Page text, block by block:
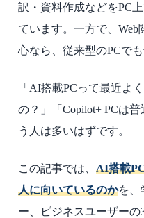
訳・資料作成などをPC
ています。一方で、
心なら、従来型のPCで
「AI搭載PCって最近よ
の？」「Copilot+ PCは
う人は多いはずです。
この記事では、 AI搭載
人に向いているのかを、
ー、ビジネスユーザーの